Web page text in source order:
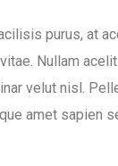
purus, at
Nullam
velut nisl.
amet sapien